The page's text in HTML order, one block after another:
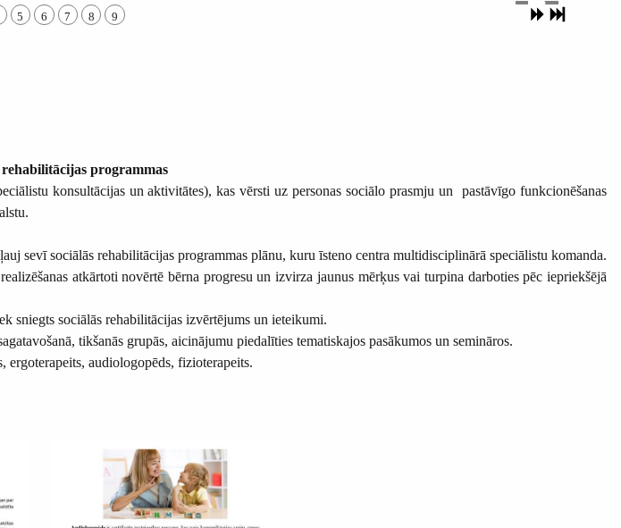
5 6 7 8 9
programmas
konsultācijas un aktivitātes), kas vērsti uz personas sociālo prasmju un pastāvīgo funkcionēšanas
sevī sociālās rehabilitācijas programmas plānu, kuru īsteno centra multidisciplinārā speciālistu komanda.
atkārtoti novērtē bērna progresu un izvirza jaunus mērķus vai turpina darboties pēc iepriekšējā
sniegts sociālās rehabilitācijas izvērtējums un ieteikumi.
tikšanās grupās, aicinājumu piedalīties tematiskajos pasākumos un semināros.
ergoterapeits, audiologopēds, fizioterapeits.